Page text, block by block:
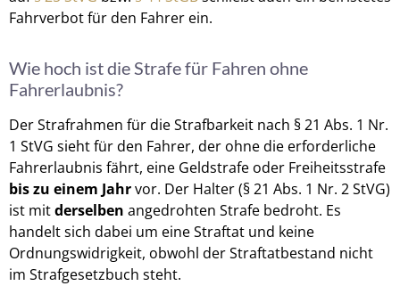
Fahrverbot für den Fahrer ein.
Wie hoch ist die Strafe für Fahren ohne
Fahrerlaubnis?
Der Strafrahmen für die Strafbarkeit nach § 21 Abs. 1 Nr.
1 StVG sieht für den Fahrer, der ohne die erforderliche
Fahrerlaubnis fährt, eine Geldstrafe oder Freiheitsstrafe
bis zu einem Jahrvor. Der Halter (§ 21 Abs. 1 Nr. 2 StVG)
ist mitderselben angedrohten Strafe bedroht. Es
handelt sich dabei um eine Straftat und keine
Ordnungswidrigkeit, obwohl der Straftatbestand nicht
im Strafgesetzbuch steht.